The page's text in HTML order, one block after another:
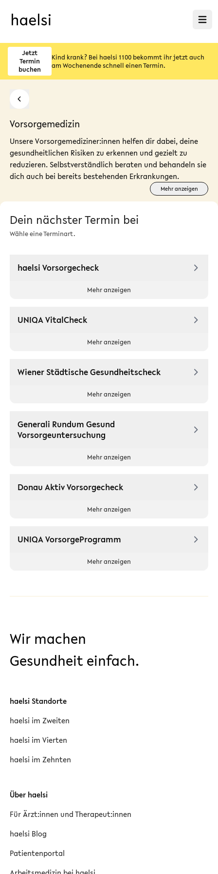
Menü
Jetzt
Termin
buchen
Kind krank? Bei haelsi 1100 bekommt ihr jetzt auch
am Wochenende schnell einen Termin.
Vorsorgemedizin
Unsere Vorsorgemediziner:innen helfen dir dabei, deine
gesundheitlichen Risiken zu erkennen und gezielt zu
reduzieren. Selbstverständlich beraten und behandeln sie
dich auch bei bereits bestehenden Erkrankungen.
Mehr anzeigen
Dein nächster Termin bei
Wähle eine Terminart.
haelsi Vorsorgecheck
Mehr anzeigen
UNIQA VitalCheck
Mehr anzeigen
Wiener Städtische Gesundheitscheck
Mehr anzeigen
Generali Rundum Gesund
Vorsorgeuntersuchung
Mehr anzeigen
Donau Aktiv Vorsorgecheck
Mehr anzeigen
UNIQA VorsorgeProgramm
Mehr anzeigen
Wir machen
Gesundheit einfach.
haelsi Standorte
haelsi im Zweiten
haelsi im Vierten
haelsi im Zehnten
Über haelsi
Für Ärzt:innen und Therapeut:innen
haelsi Blog
Patientenportal